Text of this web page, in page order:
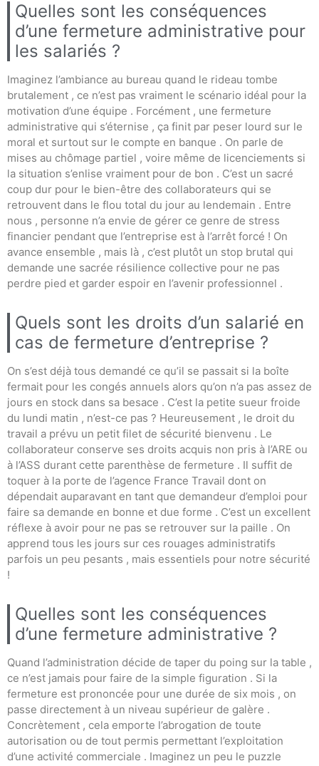
Quelles sont les conséquences
d’une fermeture administrative pour
les salariés ?
Imaginez l’ambiance au bureau quand le rideau tombe
brutalement , ce n’est pas vraiment le scénario idéal pour la
motivation d’une équipe . Forcément , une fermeture
administrative qui s’éternise , ça finit par peser lourd sur le
moral et surtout sur le compte en banque . On parle de
mises au chômage partiel , voire même de licenciements si
la situation s’enlise vraiment pour de bon . C’est un sacré
coup dur pour le bien-être des collaborateurs qui se
retrouvent dans le flou total du jour au lendemain . Entre
nous , personne n’a envie de gérer ce genre de stress
financier pendant que l’entreprise est à l’arrêt forcé ! On
avance ensemble , mais là , c’est plutôt un stop brutal qui
demande une sacrée résilience collective pour ne pas
perdre pied et garder espoir en l’avenir professionnel .
Quels sont les droits d’un salarié en
cas de fermeture d’entreprise ?
On s’est déjà tous demandé ce qu’il se passait si la boîte
fermait pour les congés annuels alors qu’on n’a pas assez de
jours en stock dans sa besace . C’est la petite sueur froide
du lundi matin , n’est-ce pas ? Heureusement , le droit du
travail a prévu un petit filet de sécurité bienvenu . Le
collaborateur conserve ses droits acquis non pris à l’ARE ou
à l’ASS durant cette parenthèse de fermeture . Il suffit de
toquer à la porte de l’agence France Travail dont on
dépendait auparavant en tant que demandeur d’emploi pour
faire sa demande en bonne et due forme . C’est un excellent
réflexe à avoir pour ne pas se retrouver sur la paille . On
apprend tous les jours sur ces rouages administratifs
parfois un peu pesants , mais essentiels pour notre sécurité
!
Quelles sont les conséquences
d’une fermeture administrative ?
Quand l’administration décide de taper du poing sur la table ,
ce n’est jamais pour faire de la simple figuration . Si la
fermeture est prononcée pour une durée de six mois , on
passe directement à un niveau supérieur de galère .
Concrètement , cela emporte l’abrogation de toute
autorisation ou de tout permis permettant l’exploitation
d’une activité commerciale . Imaginez un peu le puzzle